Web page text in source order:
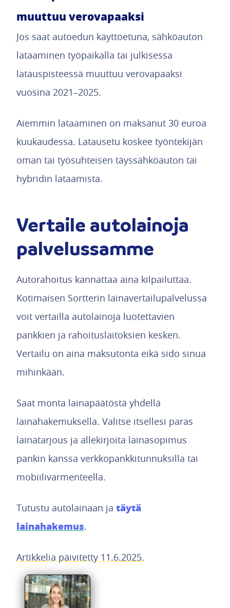
muuttuu verovapaaksi
Jos saat autoedun käyttöetuna, sähköauton
lataaminen työpaikalla tai julkisessa
latauspisteessä muuttuu verovapaaksi
vuosina 2021–2025.
Aiemmin lataaminen on maksanut 30 euroa
kuukaudessa. Latausetu koskee työntekijän
oman tai työsuhteisen täyssähköauton tai
hybridin lataamista.
Vertaile autolainoja
palvelussamme
Autorahoitus kannattaa aina kilpailuttaa.
Kotimaisen Sortterin lainavertailupalvelussa
voit vertailla autolainoja luotettavien
pankkien ja rahoituslaitoksien kesken.
Vertailu on aina maksutonta eikä sido sinua
mihinkään.
Saat monta lainapäätöstä yhdellä
lainahakemuksella. Valitse itsellesi paras
lainatarjous ja allekirjoita lainasopimus
pankin kanssa verkkopankkitunnuksilla tai
mobiilivarmenteella.
Tutustu autolainaan ja täytä
lainahakemus.
Artikkelia päivitetty 11.6.2025.